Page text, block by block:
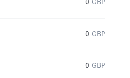
0 GBP
0 GBP
0 GBP